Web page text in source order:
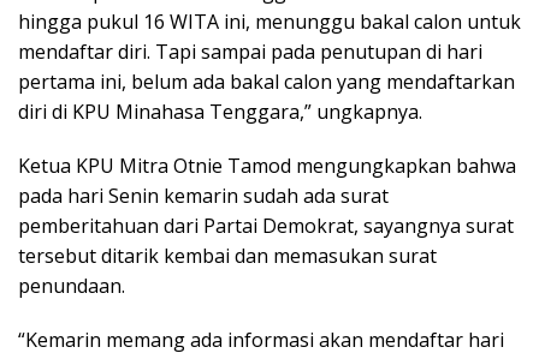
hingga pukul 16 WITA ini, menunggu bakal calon untuk
mendaftar diri. Tapi sampai pada penutupan di hari
pertama ini, belum ada bakal calon yang mendaftarkan
diri di KPU Minahasa Tenggara,” ungkapnya.
Ketua KPU Mitra Otnie Tamod mengungkapkan bahwa
pada hari Senin kemarin sudah ada surat
pemberitahuan dari Partai Demokrat, sayangnya surat
tersebut ditarik kembai dan memasukan surat
penundaan.
“Kemarin memang ada informasi akan mendaftar hari